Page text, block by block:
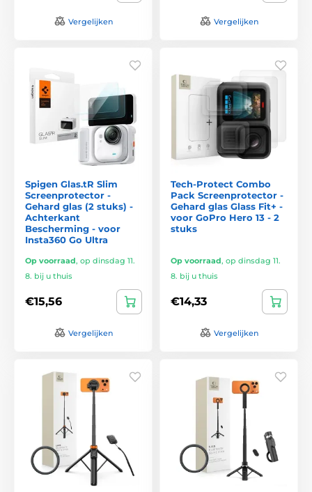
Vergelijken Vergelijken
Spigen Glas.tR Slim
Screenprotector -
Gehard glas (2 stuks) -
Achterkant
Bescherming - voor
Insta360 Go Ultra
Op voorraad, op dinsdag 11.
8. bij u thuis
€15,56
Vergelijken
Tech-Protect Combo
Pack Screenprotector -
Gehard glas Glass Fit+ -
voor GoPro Hero 13 - 2
stuks
Op voorraad, op dinsdag 11.
8. bij u thuis
€14,33
Vergelijken